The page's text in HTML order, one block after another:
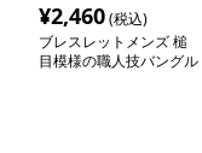
¥2,460(税込)
ブレスレットメンズ 槌
目模様の職人技バングル